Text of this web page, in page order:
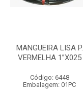
MANGUEIRA LISA P.
VERMELHA 1”X025
Código: 6448
Embalagem: 01PC